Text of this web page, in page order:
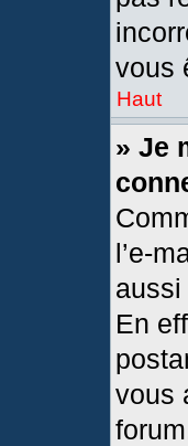
vous
Haut
» Je
l’e-
aussi
En
vous